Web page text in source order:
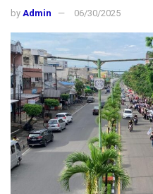
by Admin 06/30/2025